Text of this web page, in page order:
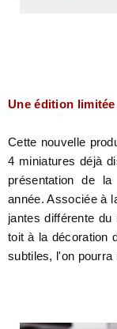
Une édition limitée
Cette nouvelle
4 miniatures déjà
présentation de
année. Associée à
jantes différente
toit à la décoration
subtiles, l'on pourra